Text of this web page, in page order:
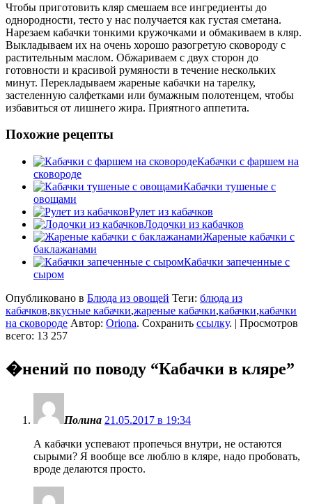
Чтобы приготовить кляр смешаем все ингредиенты до
однородности, тесто у нас получается как густая сметана.
Нарезаем кабачки тонкими кружочками и обмакиваем в кляр.
Выкладываем их на очень хорошо разогретую сковороду с
растительным маслом. Обжариваем с двух сторон до
готовности и красивой румяности в течение нескольких
минут. Перекладываем жареные кабачки на тарелку,
застеленную салфетками или бумажным полотенцем, чтобы
избавиться от лишнего жира. Приятного аппетита.
Похожие рецепты
Кабачки с фаршем на
сковороде
Кабачки тушеные с
овощами
Рулет из кабачков
Лодочки из кабачков
Жареные кабачки с
баклажанами
Кабачки запеченные с
сыром
Опубликовано в Блюда из овощей Теги: блюда из
кабачков,вкусные кабачки,жареные кабачки,кабачки,кабачки
на сковороде Автор: Oriona. Сохранить ссылку. | Просмотров
всего: 13 257
�нений по поводу “Кабачки в кляре”
Полина 21.05.2017 в 19:34
А кабачки успевают пропечься внутри, не остаются
сырыми? Я вообще все люблю в кляре, надо пробовать,
вроде делаются просто.